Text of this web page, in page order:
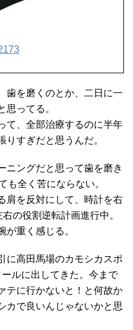
歯を磨くのとか、二日に一
思ってる。
て、全部治療するのに半年
すぎだと思うんだ。
ニングだと思って歯を磨き
も全く苦にならない。
肩を反対にして、時計を右
の役割逆転計画進行中。
が重く感じる。
に高田馬場のカモシカスポ
ルに出してきた。今まで
テに行かないと！と何故か
カで良いんじゃないかと思